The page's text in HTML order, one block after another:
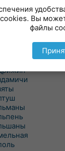
Засимовичи
Лыщицы
cookies. Вы
файлы